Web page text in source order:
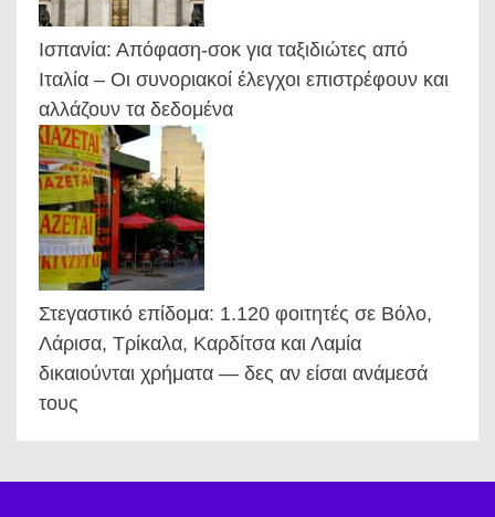
Ισπανία: Απόφαση-σοκ για ταξιδιώτες από
Ιταλία – Οι συνοριακοί έλεγχοι επιστρέφουν και
αλλάζουν τα δεδομένα
Στεγαστικό επίδομα: 1.120 φοιτητές σε Βόλο,
Λάρισα, Τρίκαλα, Καρδίτσα και Λαμία
δικαιούνται χρήματα — δες αν είσαι ανάμεσά
τους